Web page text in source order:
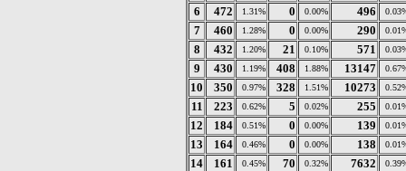
6 472 1.31% 0 0.00% 496
7 460 1.28% 0 0.00% 290
8 432 1.20% 21 0.10% 571
9 430 1.19% 408 1.88% 13147
10 350 0.97% 328 1.51% 10273
11 223 0.62% 5 0.02% 255
12 184 0.51% 0 0.00% 139
13 164 0.46% 0 0.00% 138
14 161 0.45% 70 0.32% 7632